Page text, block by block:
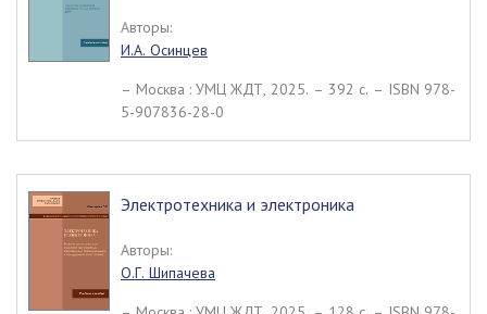
Авторы:
И.А. Осинцев
– Москва : УМЦ ЖДТ, 2025. – 392 c. – ISBN 978-
5-907836-28-0
Электротехника и электроника
Авторы:
О.Г. Шипачева